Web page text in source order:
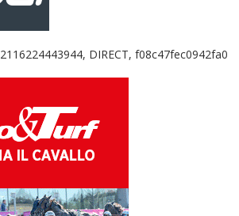
DIRECT, f08c47fec0942fa0